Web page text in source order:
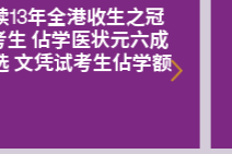
年全港收生之冠
生 佔学医状元六成
文凭试考生佔学额